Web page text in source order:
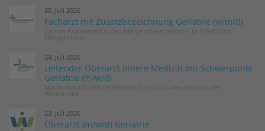
30. Juli 2026
Facharzt mit Zusatzbezeichnung Geriatrie (w/m/d)
29. Juli 2026
Leitender Oberarzt Innere Medizin mit Schwerpunkt
Geriatrie (m/w/d)
23. Juli 2026
Oberarzt (m/w/d) Geriatrie